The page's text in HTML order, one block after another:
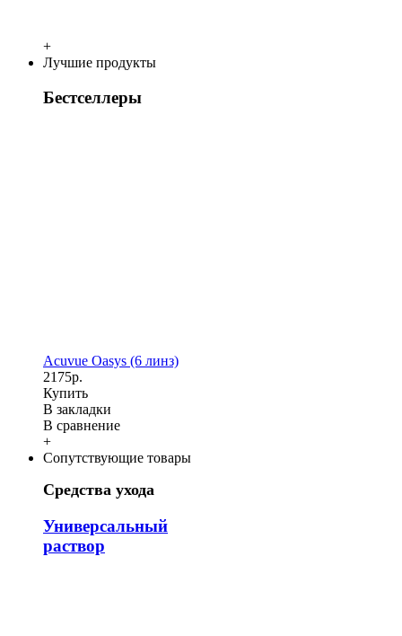
+
Лучшие продукты
Бестселлеры
Acuvue Oasys (6 линз)
2175р.
Купить
В закладки
В сравнение
+
Сопутствующие товары
Средства ухода
Универсальный
раствор